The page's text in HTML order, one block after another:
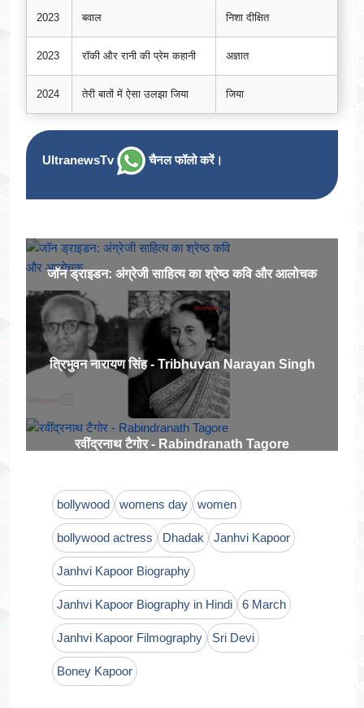
2023 बवाल निशा दीक्षित
2023 रॉकी और रानी की प्रेम कहानी अज्ञात
2024 तेरी बातों में ऐसा उलझा जिया जिया
UltranewsTv चैनल फॉलो करें।
जॉन ड्राइडन: अंग्रेजी साहित्य का श्रेष्ठ कवि और आलोचक
त्रिभुवन नारायण सिंह - Tribhuvan Narayan Singh
रवींद्रनाथ टैगोर - Rabindranath Tagore
bollywood womens day women
bollywood actress Dhadak Janhvi Kapoor
Janhvi Kapoor Biography
Janhvi Kapoor Biography in Hindi 6 March
Janhvi Kapoor Filmography Sri Devi
Boney Kapoor